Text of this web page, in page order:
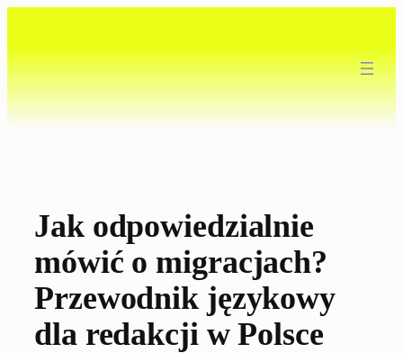
springen
Jak odpowiedzialnie
mówić o migracjach?
Przewodnik językowy
dla redakcji w Polsce